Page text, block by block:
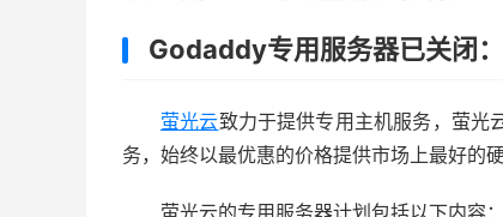
Godaddy专用服务器已关闭
萤光云致力于提供专用主机服务，萤光
务，始终以最优惠的价格提供市场上最好的硬
萤光云的专用服务器计划包括以下内容：